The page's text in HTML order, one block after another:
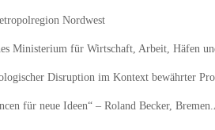
Nordwest
für Wirtschaft, Arbeit, Häfen
Disruption im Kontext bewährter
für neue Ideen“ – Roland Becker,